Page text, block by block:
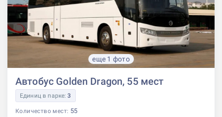
еще 1 фото
Автобус Golden Dragon, 55 мест
Единиц в парке:3
Количество мест: 55